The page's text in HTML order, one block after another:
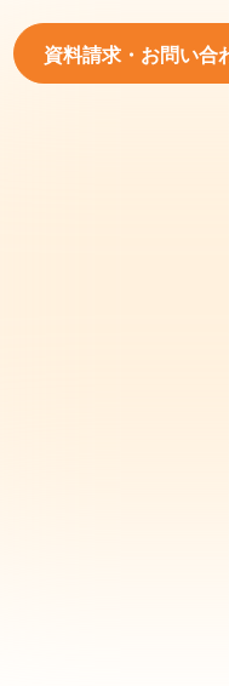
資料請求・お問い合